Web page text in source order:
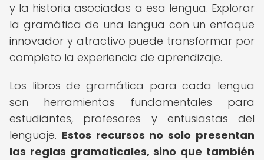
y la historia asociadas a esa lengua. Explorar
la gramática de una lengua con un enfoque
innovador y atractivo puede transformar por
completo la experiencia de aprendizaje.
Los libros de gramática para cada lengua
son herramientas fundamentales para
estudiantes, profesores y entusiastas del
lenguaje. Estos recursos no solo presentan
las reglas gramaticales, sino que también